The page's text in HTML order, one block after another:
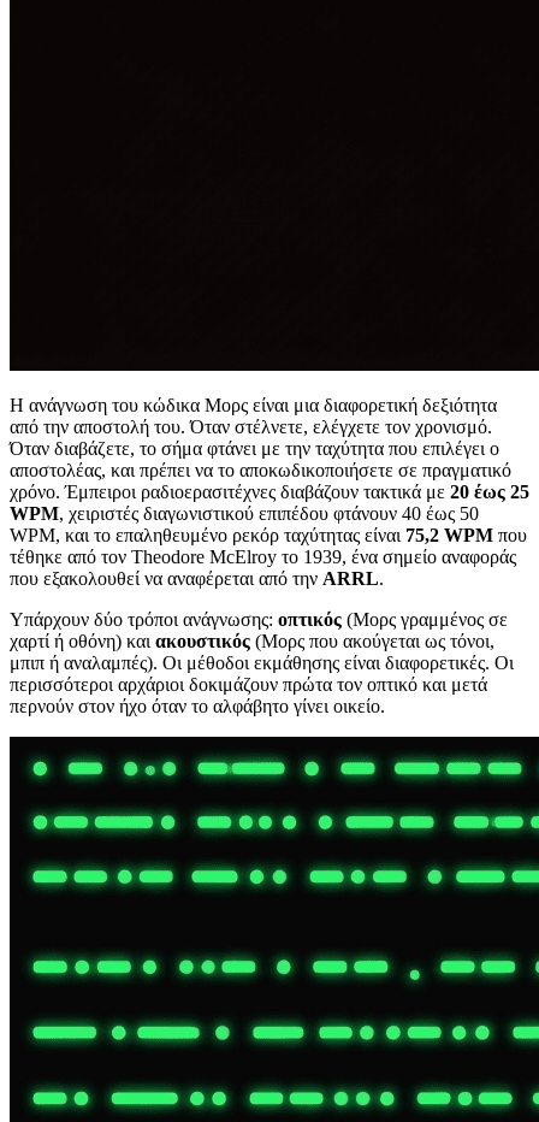
Η ανάγνωση του κώδικα Μορς είναι μια διαφορετική δεξιότητα
από την αποστολή του. Όταν στέλνετε, ελέγχετε τον χρονισμό.
Όταν διαβάζετε, το σήμα φτάνει με την ταχύτητα που επιλέγει ο
αποστολέας, και πρέπει να το αποκωδικοποιήσετε σε πραγματικό
χρόνο. Έμπειροι ραδιοερασιτέχνες διαβάζουν τακτικά με 20 έως 25
WPM, χειριστές διαγωνιστικού επιπέδου φτάνουν 40 έως 50
WPM, και το επαληθευμένο ρεκόρ ταχύτητας είναι 75,2 WPM που
τέθηκε από τον Theodore McElroy το 1939, ένα σημείο αναφοράς
που εξακολουθεί να αναφέρεται από την ARRL.
Υπάρχουν δύο τρόποι ανάγνωσης: οπτικός (Μορς γραμμένος σε
χαρτί ή οθόνη) και ακουστικός (Μορς που ακούγεται ως τόνοι,
μπιπ ή αναλαμπές). Οι μέθοδοι εκμάθησης είναι διαφορετικές. Οι
περισσότεροι αρχάριοι δοκιμάζουν πρώτα τον οπτικό και μετά
περνούν στον ήχο όταν το αλφάβητο γίνει οικείο.